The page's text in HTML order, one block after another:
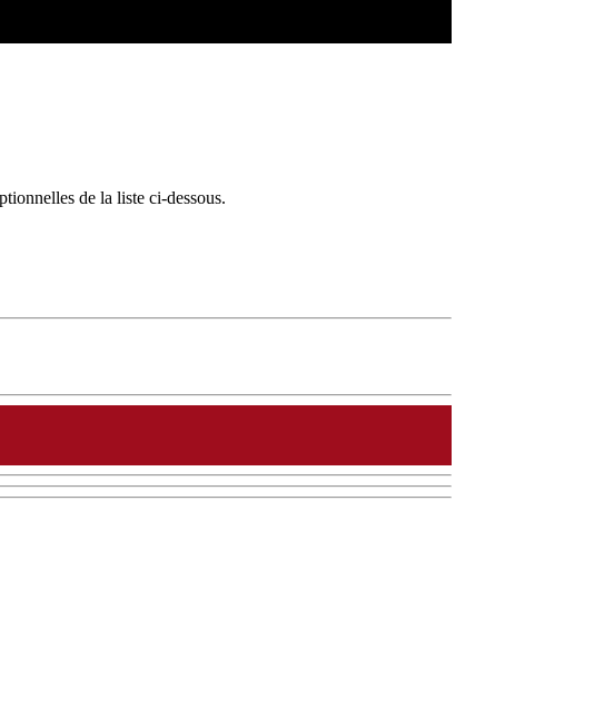
de la liste ci-dessous.